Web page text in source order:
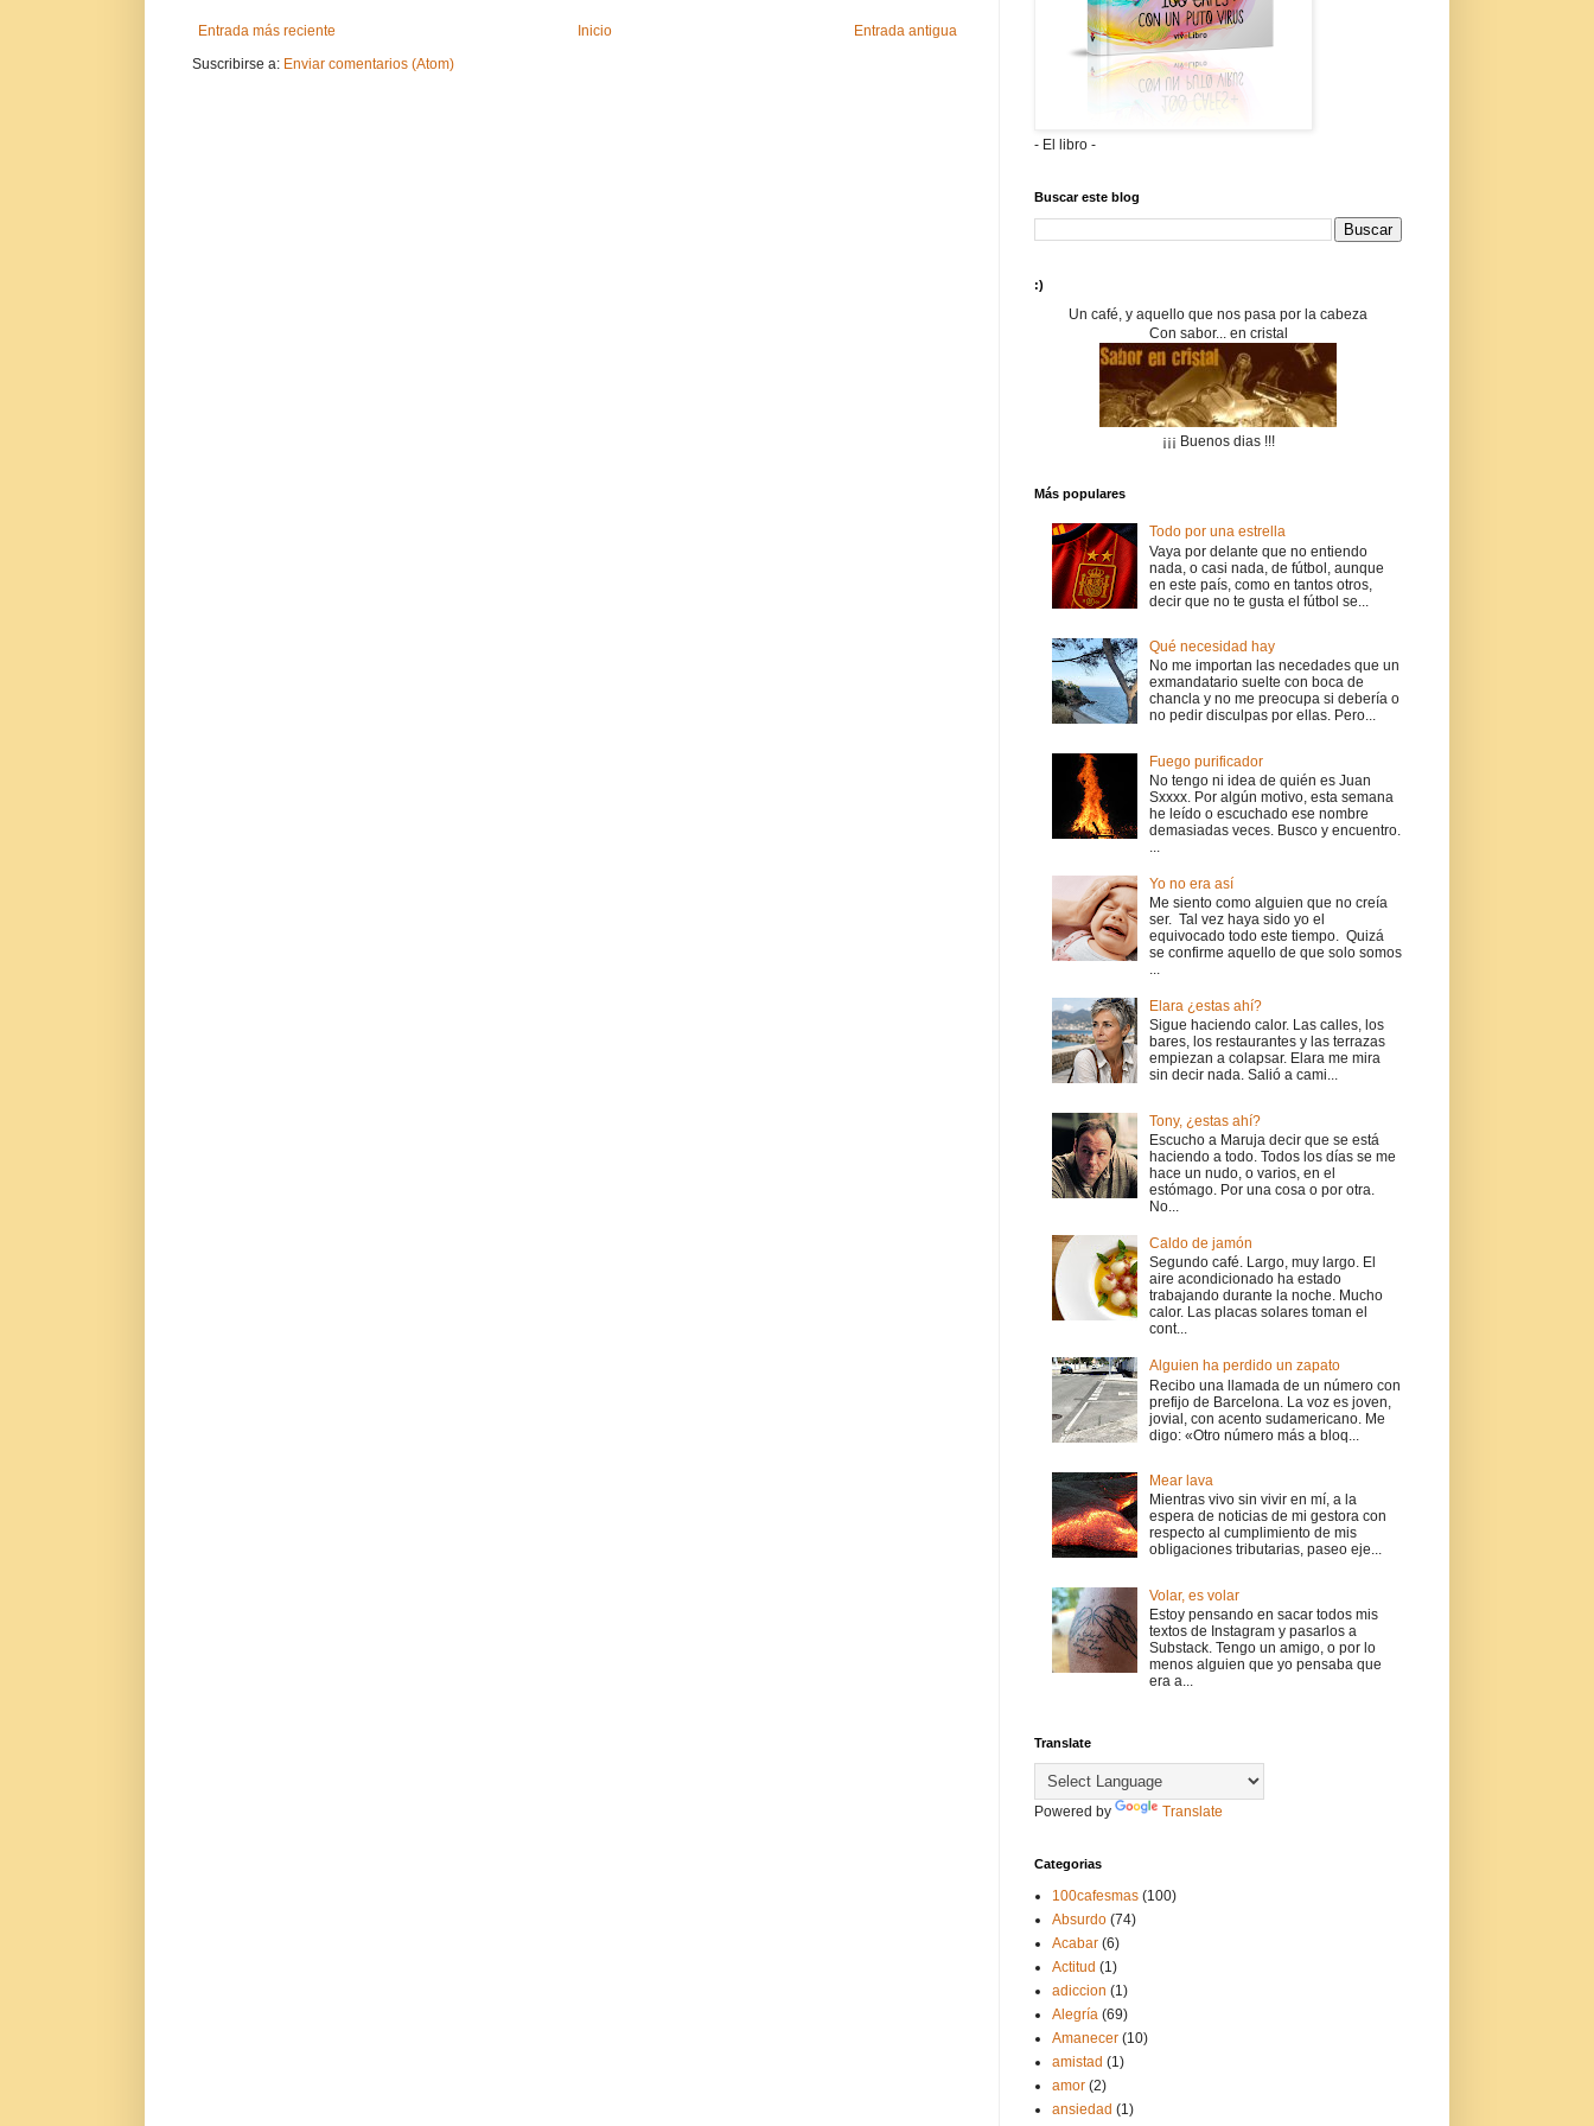
Entrada más reciente Entrada antigua
Inicio
Suscribirse a: Enviar comentarios (Atom)
- El libro -
Buscar este blog
:)
Un café, y aquello que nos pasa por la cabeza
Con sabor... en cristal
¡¡¡ Buenos dias !!!
Más populares
Todo por una estrella
Vaya por delante que no entiendo
nada, o casi nada, de fútbol, aunque
en este país, como en tantos otros,
decir que no te gusta el fútbol se...
Qué necesidad hay
No me importan las necedades que un
exmandatario suelte con boca de
chancla y no me preocupa si debería o
no pedir disculpas por ellas. Pero...
Fuego purificador
No tengo ni idea de quién es Juan
Sxxxx. Por algún motivo, esta semana
he leído o escuchado ese nombre
demasiadas veces. Busco y encuentro.
...
Yo no era así
Me siento como alguien que no creía
ser. Tal vez haya sido yo el
equivocado todo este tiempo. Quizá
se confirme aquello de que solo somos
...
Elara ¿estas ahí?
Sigue haciendo calor. Las calles, los
bares, los restaurantes y las terrazas
empiezan a colapsar. Elara me mira
sin decir nada. Salió a cami...
Tony, ¿estas ahí?
Escucho a Maruja decir que se está
haciendo a todo. Todos los días se me
hace un nudo, o varios, en el
estómago. Por una cosa o por otra.
No...
Caldo de jamón
Segundo café. Largo, muy largo. El
aire acondicionado ha estado
trabajando durante la noche. Mucho
calor. Las placas solares toman el
cont...
Alguien ha perdido un zapato
Recibo una llamada de un número con
prefijo de Barcelona. La voz es joven,
jovial, con acento sudamericano. Me
digo: «Otro número más a bloq...
Mear lava
Mientras vivo sin vivir en mí, a la
espera de noticias de mi gestora con
respecto al cumplimiento de mis
obligaciones tributarias, paseo eje...
Volar, es volar
Estoy pensando en sacar todos mis
textos de Instagram y pasarlos a
Substack. Tengo un amigo, o por lo
menos alguien que yo pensaba que
era a...
Translate
Powered by Translate
Categorias
100cafesmas (100)
Absurdo (74)
Acabar (6)
Actitud (1)
adiccion (1)
Alegría (69)
Amanecer (10)
amistad (1)
amor (2)
ansiedad (1)